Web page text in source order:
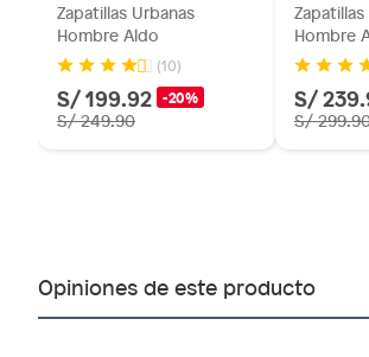
Zapatillas Urbanas
Hombre Aldo
(10)
S/ 199.92 -20%
S/ 249.90
Hombre
S/
S/
Opiniones de este producto